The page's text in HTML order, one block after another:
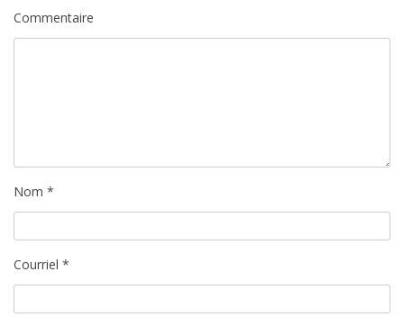
Commentaire
Nom *
Courriel *